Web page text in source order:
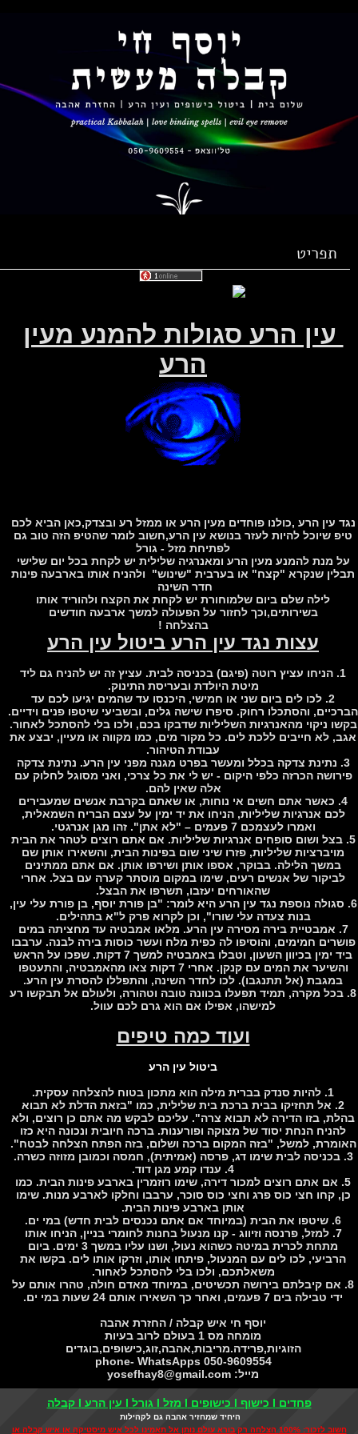
תפריט
הרע סגולות להמנע מעין
הרע
עין הרע ,כולנו פוחדים מעין הרע או ממזל רע ובצדק,כאן הביא לכם
שיוכל להיות לעזר בנושא עין הרע,חשוב לומר שהטיפ הזה טוב גם
לפתיחת מזל - גורל
מנת להמנע מעין הרע ומאנרגיה שלילית יש לקחת בכל יום שלישי
שנקרא "קצח" או בערבית "שינוש" ולהניח אותו בארבעה פינות
חדר השינה
לילה שלם ביום שלמוחורת יש לקחת את הקצח ולהוריד אותו
בשירותים,וכך לחזור על הפעולה למשך ארבעה חודשים
בהצלחה !
עצות נגד עין הרע ביטול עין הרע
1. הניחו עציץ רוטה (פיגם) בכניסה לבית. עציץ זה יש להניח גם ליד
מיטת היולדת ובעריסת התינוק.
2. לכו לים ביום שני או חמישי, היכנסו עד שהמים יגיעו לכם עד
והסתכלו רחוק. סיפרו שישה גלים, ובשביעי שיטפו פנים וידיים.
ניקוי מהאנרגיות השליליות שדבקו בכם, ולכו בלי להסתכל לאחור.
לא חייבים ללכת לים. כל מקור מים, כמו מקווה או מעיין, יבצע את
עבודת הטיהור.
נתינת צדקה בכלל ומעשר בפרט מגנה מפני עין הרע. נתינת צדקה
הכרזה כלפי היקום - יש לי את כל צרכי, ואני מסוגל לחלוק עם
אלה שאין להם.
4. כאשר אתם חשים אי נוחות, או שאתם בקרבת אנשים שמעבירים
אנרגיות שליליות, הניחו את יד ימין על עצם הבריח השמאלית,
ואמרו לעצמכם 7 פעמים – "לא אתן". זהו מגן אנרגטי.
בצל ושום סופחים אנרגיות שליליות. אם אתם רוצים לטהר את הבית
שליליות, פזרו שיני שום בפינות הבית, והשאירו אותן שם
במשך הלילה. בבוקר, אספו אותן ושירפו אותן. אם אתם ממתינים
של אנשים רעים, שימו במקום מוסתר קערה עם בצל. אחרי
שהאורחים יעזבו, תשרפו את הבצל.
סגולה נוספת נגד עין הרע היא לומר: "בן פורת יוסף, בן פורת עלי עין,
בנות צעדה עלי שורו", וכן לקרוא פרק ל"א בתהילים.
7. אמבטיית בירה מסירה עין הרע. מלאו אמבטיה עד מחציתה במים
חמימים, והוסיפו לה כפית מלח ועשר כוסות בירה לבנה. ערבבו
ביד ימין בכיוון השעון, וטבלו באמבטיה למשך 7 דקות. שפכו על הראש
והשיער את המים עם קנקן. אחרי 7 דקות צאו מהאמבטיה, והתעטפו
במגבת (אל תתנגבו). לכו לחדר השינה, והתפללו להסרת עין הרע.
בכל מקרה, תמיד תפעלו בכוונה טובה וטהורה, ולעולם אל תבקשו רע
למישהו, אפילו אם הוא גרם לכם עוול.
ועוד כמה טיפים
ביטול עין הרע
2. אל תחזיקו בבית ברכת בית שלילית, כמו "בזאת הדלת לא תבוא
בזו הדירה לא תבוא צרה". עליכם לבקש מה אתם כן רוצים, ולא
הנחת יסוד של מצוקה ופורענות. ברכה חיובית ונכונה היא כזו
למשל, "בזה המקום ברכה ושלום, בזה הפתח הצלחה לבטח".
אם אתם רוצים למכור דירה, שימו רוזמרין בארבע פינות הבית. כמו
קחו חצי כוס פרג וחצי כוס סוכר, ערבבו וחלקו לארבע מנות. שימו
אותן בארבע פינות הבית.
7. למזל, פרנסה וזיווג - קנו מנעול בחנות לחומרי בניין, הניחו אותו
מתחת לכרית במיטה כשהוא נעול, ושנו עליו במשך 3 ימים. ביום
לכו לים עם המנעול, פיתחו אותו, וזרקו אותו לים. בקשו את
משאלתכם, ולכו בלי להסתכל לאחור.
אם קיבלתם בירושה תכשיטים, במיוחד מאדם חולה, טהרו אותם על
ידי טבילה בים 7 פעמים, ואחר כך השאירו אותם 24 שעות במי ים.
יוסף חי איש קבלה / החזרת אהבה
מומחה מס 1 בעולם לרוב בעיות
הזוגיות,פרידה.מריבות,אהבה,זוג,כישופים,בוגדים
050-9609554 phone- WhatsApps
מייל: yosefhay8@gmail.com
פחדים I כישוף I כישופים I מזל I גורל I עין הרע I קבלה
היחיד שמחזיר אהבה גם לקהילות
חשוב לזכור: 100% הצלחה רק בורא עולם נותן אל תאמינו לכל איש מיסטיקה או איש קבלה או